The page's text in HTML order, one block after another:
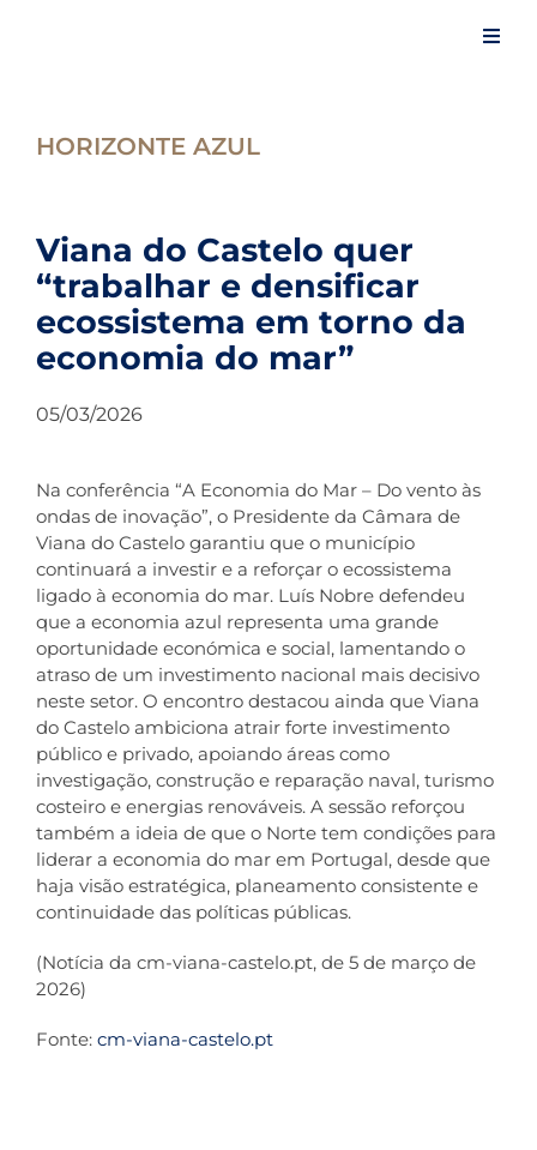
HORIZONTE AZUL
Viana do Castelo quer
“trabalhar e densificar
ecossistema em torno da
economia do mar”
05/03/2026
Na conferência “A Economia do Mar – Do vento às
ondas de inovação”, o Presidente da Câmara de
Viana do Castelo garantiu que o município
continuará a investir e a reforçar o ecossistema
ligado à economia do mar. Luís Nobre defendeu
que a economia azul representa uma grande
oportunidade económica e social, lamentando o
atraso de um investimento nacional mais decisivo
neste setor. O encontro destacou ainda que Viana
do Castelo ambiciona atrair forte investimento
público e privado, apoiando áreas como
investigação, construção e reparação naval, turismo
costeiro e energias renováveis. A sessão reforçou
também a ideia de que o Norte tem condições para
liderar a economia do mar em Portugal, desde que
haja visão estratégica, planeamento consistente e
continuidade das políticas públicas.
(Notícia da cm-viana-castelo.pt, de 5 de março de
2026)
Fonte: cm-viana-castelo.pt